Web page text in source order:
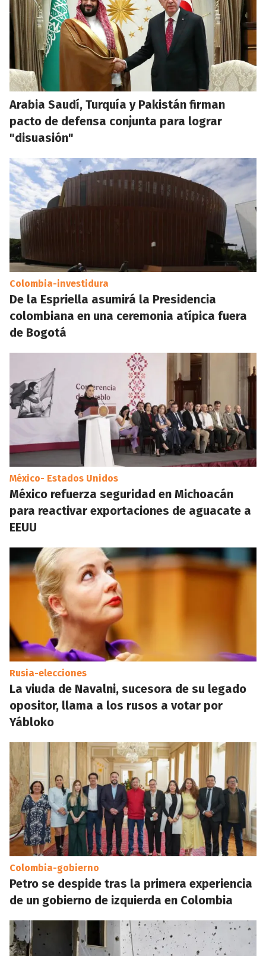
Arabia Saudí, Turquía y Pakistán firman
pacto de defensa conjunta para lograr
"disuasión"
Colombia-investidura
De la Espriella asumirá la Presidencia
colombiana en una ceremonia atípica fuera
de Bogotá
México- Estados Unidos
México refuerza seguridad en Michoacán
para reactivar exportaciones de aguacate a
EEUU
Rusia-elecciones
La viuda de Navalni, sucesora de su legado
opositor, llama a los rusos a votar por
Yábloko
Colombia-gobierno
Petro se despide tras la primera experiencia
de un gobierno de izquierda en Colombia